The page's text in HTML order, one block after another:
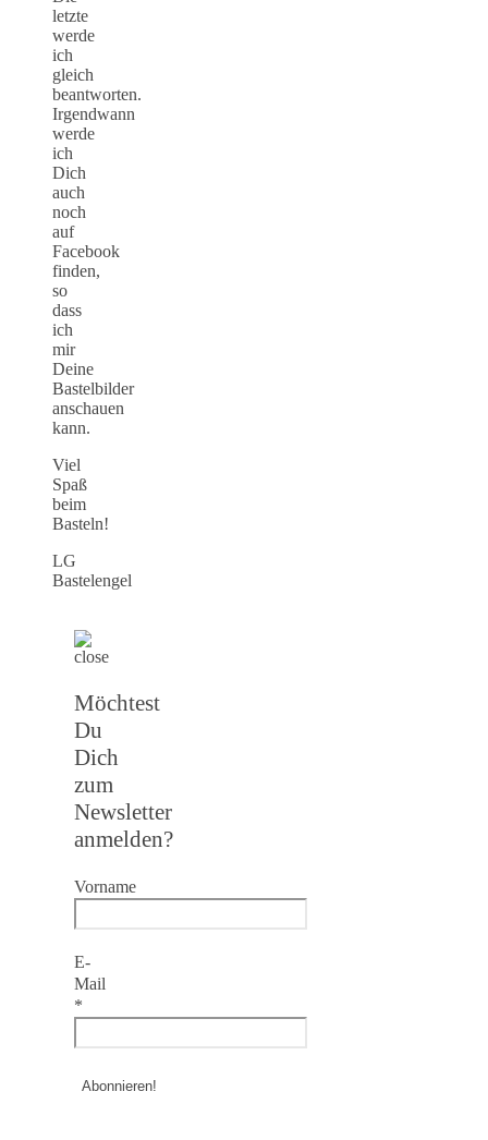
letzte
werde
ich
gleich
beantworten.
Irgendwann
werde
ich
Dich
auch
noch
auf
Facebook
finden,
so
dass
ich
mir
Deine
Bastelbilder
anschauen
kann.
Viel
Spaß
beim
Basteln!
LG
Bastelengel
Möchtest
Du
Dich
zum
Newsletter
anmelden?
Vorname
E-
Mail
*